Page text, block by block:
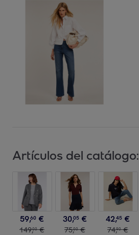
Artículos del catálogo:
59,60 €
149,00 €
30,05 €
75,00 €
42,45 €
74,90 €